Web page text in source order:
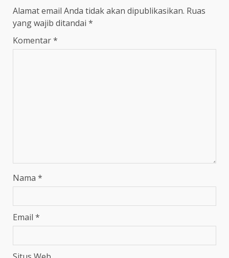
Alamat email Anda tidak akan dipublikasikan. Ruas
yang wajib ditandai *
Komentar*
Nama *
Email *